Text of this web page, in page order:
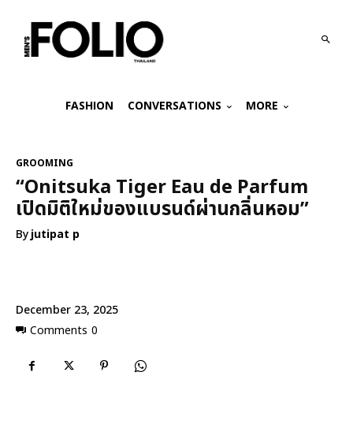
FASHION CONVERSATIONS MORE
December 23, 2025
Comments 0
GROOMING
“Onitsuka Tiger Eau de Parfum
เปิดมิติใหม่ของแบรนด์ผ่านกลิ่นหอม”
Byjutipat p